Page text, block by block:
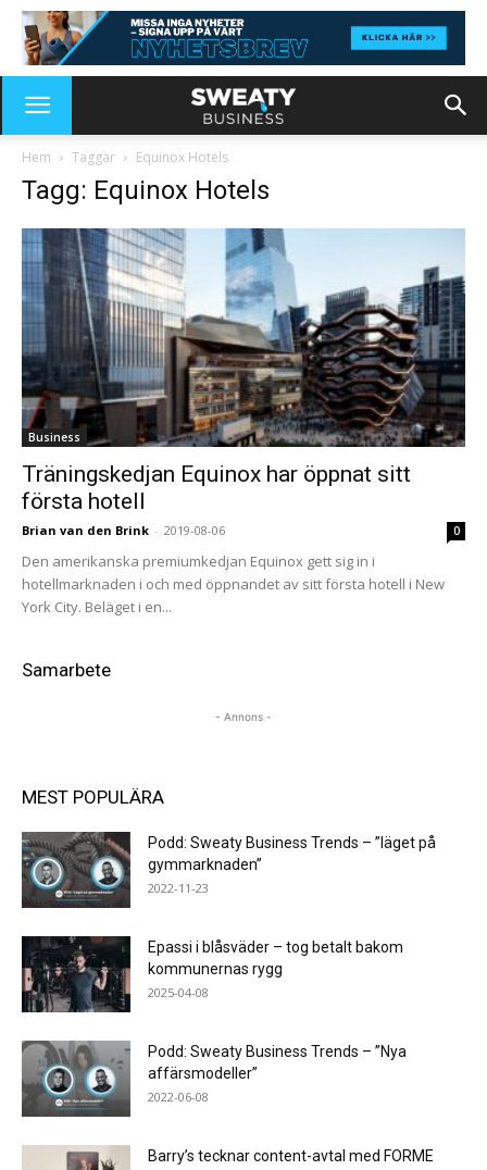
Hem Taggar Equinox Hotels
Tagg: Equinox Hotels
Business
Träningskedjan Equinox har öppnat sitt
första hotell
Brian van den Brink - 2019-08-06 0
Den amerikanska premiumkedjan Equinox gett sig in i
hotellmarknaden i och med öppnandet av sitt första hotell i New
York City. Beläget i en...
Samarbete
- Annons -
MEST POPULÄRA
Podd: Sweaty Business Trends – ”läget på
gymmarknaden”
2022-11-23
Epassi i blåsväder – tog betalt bakom
kommunernas rygg
2025-04-08
Podd: Sweaty Business Trends – ”Nya
affärsmodeller”
2022-06-08
Barry’s tecknar content-avtal med FORME